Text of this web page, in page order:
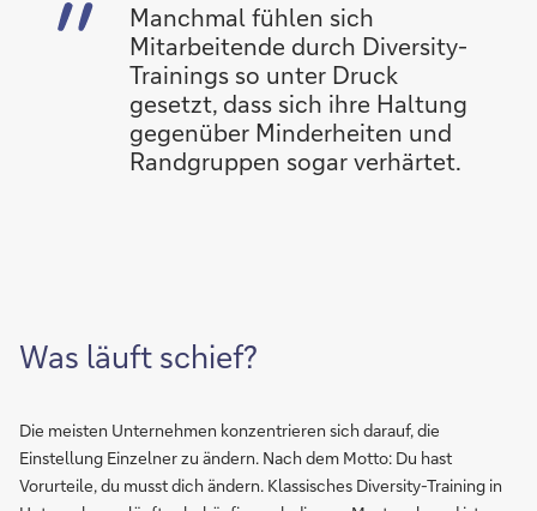
Manchmal fühlen sich
Mitarbeitende durch Diversity-
Trainings so unter Druck
gesetzt, dass sich ihre Haltung
gegenüber Minderheiten und
Randgruppen sogar verhärtet.
Was läuft schief?
Die meisten Unternehmen konzentrieren sich darauf, die
Einstellung Einzelner zu ändern. Nach dem Motto: Du hast
Vorurteile, du musst dich ändern. Klassisches Diversity-Training in